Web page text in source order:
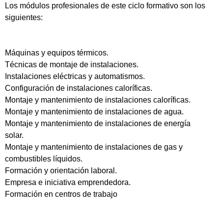
Los módulos profesionales de este ciclo formativo son los
siguientes:
Máquinas y equipos térmicos.
Técnicas de montaje de instalaciones.
Instalaciones eléctricas y automatismos.
Configuración de instalaciones caloríficas.
Montaje y mantenimiento de instalaciones caloríficas.
Montaje y mantenimiento de instalaciones de agua.
Montaje y mantenimiento de instalaciones de energía
solar.
Montaje y mantenimiento de instalaciones de gas y
combustibles líquidos.
Formación y orientación laboral.
Empresa e iniciativa emprendedora.
Formación en centros de trabajo